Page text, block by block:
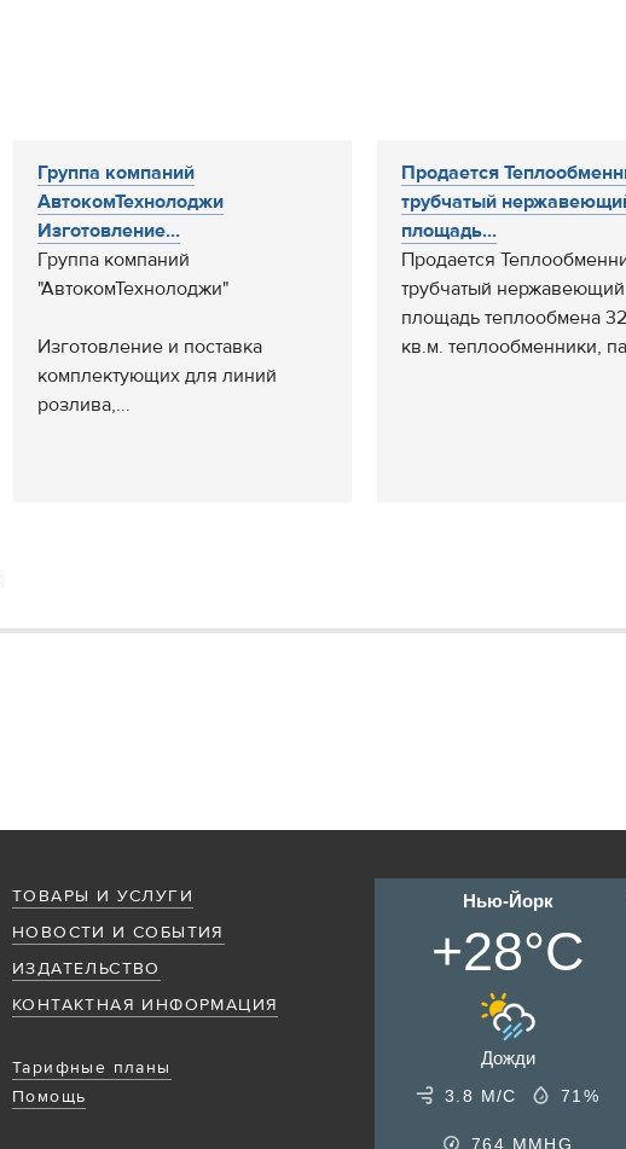
Группа компаний
АвтокомТехнолоджи
Изготовление...
Группа компаний
"АвтокомТехнолоджи"
Изготовление и поставка
комплектующих для линий
розлива,...
Продается
трубчатый
площадь...
Продается
трубчатый
площадь теплообмена
кв.м. теплообменники,
ТОВАРЫ И УСЛУГИ
НОВОСТИ И СОБЫТИЯ
ИЗДАТЕЛЬСТВО
КОНТАКТНАЯ ИНФОРМАЦИЯ
Тарифные планы
Помощь
Нью-Йорк
+28°C
Дожди
3.8 М/С 71%
764 MMHG